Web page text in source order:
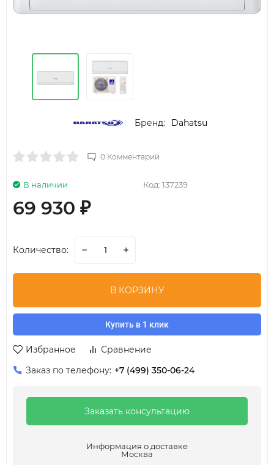
Бренд: Dahatsu
0 Комментарий
Код: 137239
В наличии
69 930 ₽
Количество:
В КОРЗИНУ
Купить в 1 клик
Избранное
Сравнение
Заказ по телефону: +7 (499) 350-06-24
Заказать консультацию
Информация о доставке
Москва